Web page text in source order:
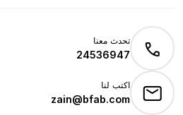
تحدث معنا
24536947
اكتب لنا
zain@bfab.com